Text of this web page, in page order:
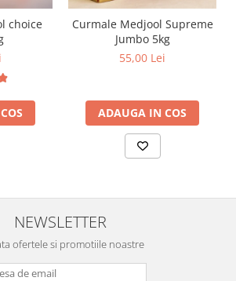
choice
Curmale Medjool Supreme
Jumbo 5kg
55,00 Lei
ADAUGA IN COS
NEWSLETTER
ofertele si promotiile noastre